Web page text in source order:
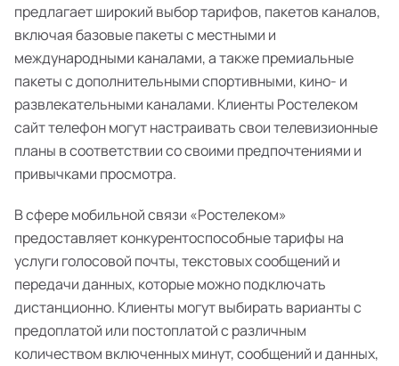
предлагает широкий выбор тарифов, пакетов каналов,
включая базовые пакеты с местными и
международными каналами, а также премиальные
пакеты с дополнительными спортивными, кино- и
развлекательными каналами. Клиенты Ростелеком
сайт телефон могут настраивать свои телевизионные
планы в соответствии со своими предпочтениями и
привычками просмотра.
В сфере мобильной связи «Ростелеком»
предоставляет конкурентоспособные тарифы на
услуги голосовой почты, текстовых сообщений и
передачи данных, которые можно подключать
дистанционно. Клиенты могут выбирать варианты с
предоплатой или постоплатой с различным
количеством включенных минут, сообщений и данных,